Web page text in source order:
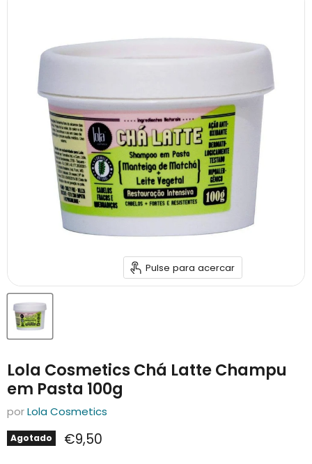
Pulse para acercar
Lola Cosmetics Chá Latte Champu
em Pasta 100g
porLola Cosmetics
Agotado Precio actual
€9,50